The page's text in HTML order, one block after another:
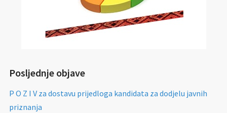
Posljednje objave
P O Z I V za dostavu prijedloga kandidata za dodjelu javnih
priznanja